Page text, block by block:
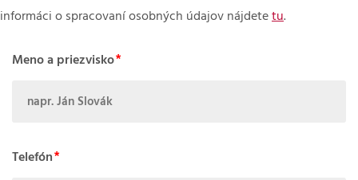
informáci o spracovaní osobných údajov nájdete tu.
Meno a priezvisko
Telefón